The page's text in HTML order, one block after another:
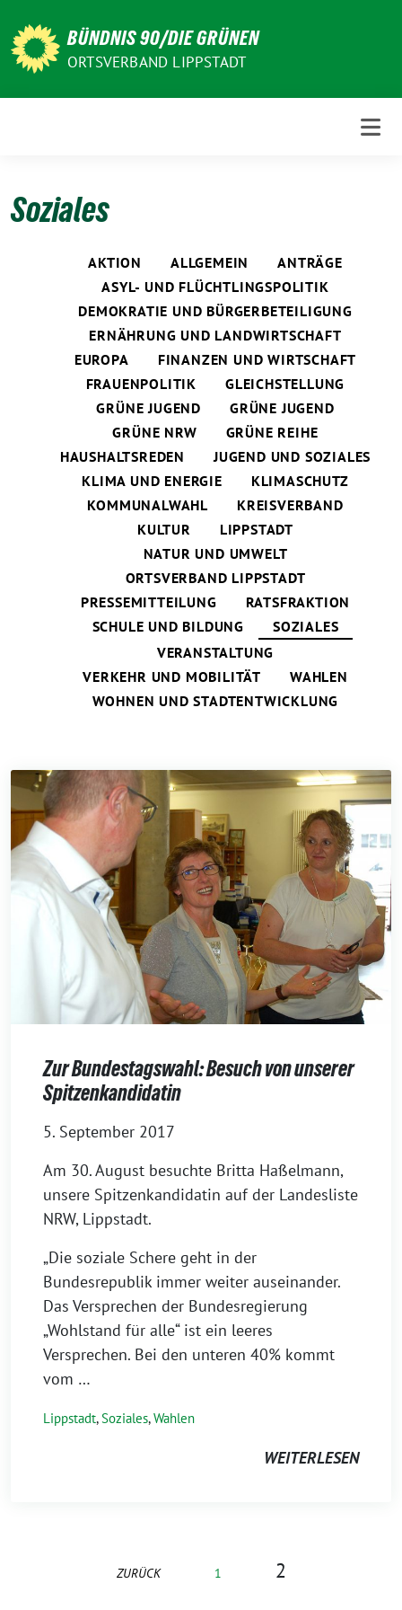
zum
Inhalt
BÜNDNIS 90/DIE GRÜNEN
ORTSVERBAND LIPPSTADT
Soziales
AKTION ALLGEMEIN
ANTRÄGE
ASYL- UND FLÜCHTLINGSPOLITIK
DEMOKRATIE UND BÜRGERBETEILIGUNG
ERNÄHRUNG UND LANDWIRTSCHAFT
EUROPA
FINANZEN UND WIRTSCHAFT
FRAUENPOLITIK
GLEICHSTELLUNG
GRÜNE JUGEND
GRÜNE JUGEND
GRÜNE NRW
GRÜNE REIHE
HAUSHALTSREDEN
JUGEND UND SOZIALES
KLIMA UND ENERGIE
KLIMASCHUTZ
KOMMUNALWAHL
KREISVERBAND
KULTUR
LIPPSTADT
NATUR UND UMWELT
ORTSVERBAND LIPPSTADT
PRESSEMITTEILUNG
RATSFRAKTION
SCHULE UND BILDUNG
SOZIALES
VERANSTALTUNG
VERKEHR UND MOBILITÄT
WAHLEN
WOHNEN UND STADTENTWICKLUNG
Zur Bundestagswahl: Besuch von unserer
Spitzenkandidatin
5. September 2017
Am 30. August besuchte Britta Haßelmann,
unsere Spitzenkandidatin auf der Landesliste
NRW, Lippstadt.
„Die soziale Schere geht in der
Bundesrepublik immer weiter auseinander.
Das Versprechen der Bundesregierung
„Wohlstand für alle“ ist ein leeres
Versprechen. Bei den unteren 40% kommt
vom …
Lippstadt,Soziales,Wahlen
WEITERLESEN
ZURÜCK 1 2